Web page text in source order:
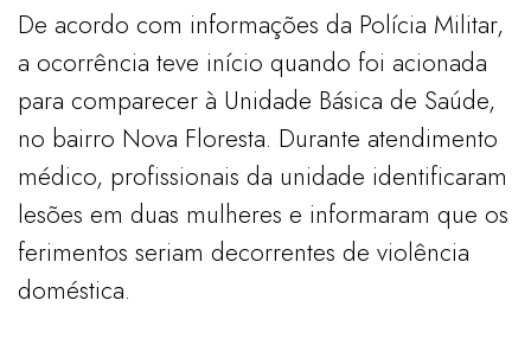
De acordo com informações da Polícia Militar,
a ocorrência teve início quando foi acionada
para comparecer à Unidade Básica de Saúde,
no bairro Nova Floresta. Durante atendimento
médico, profissionais da unidade identificaram
lesões em duas mulheres e informaram que os
ferimentos seriam decorrentes de violência
doméstica.